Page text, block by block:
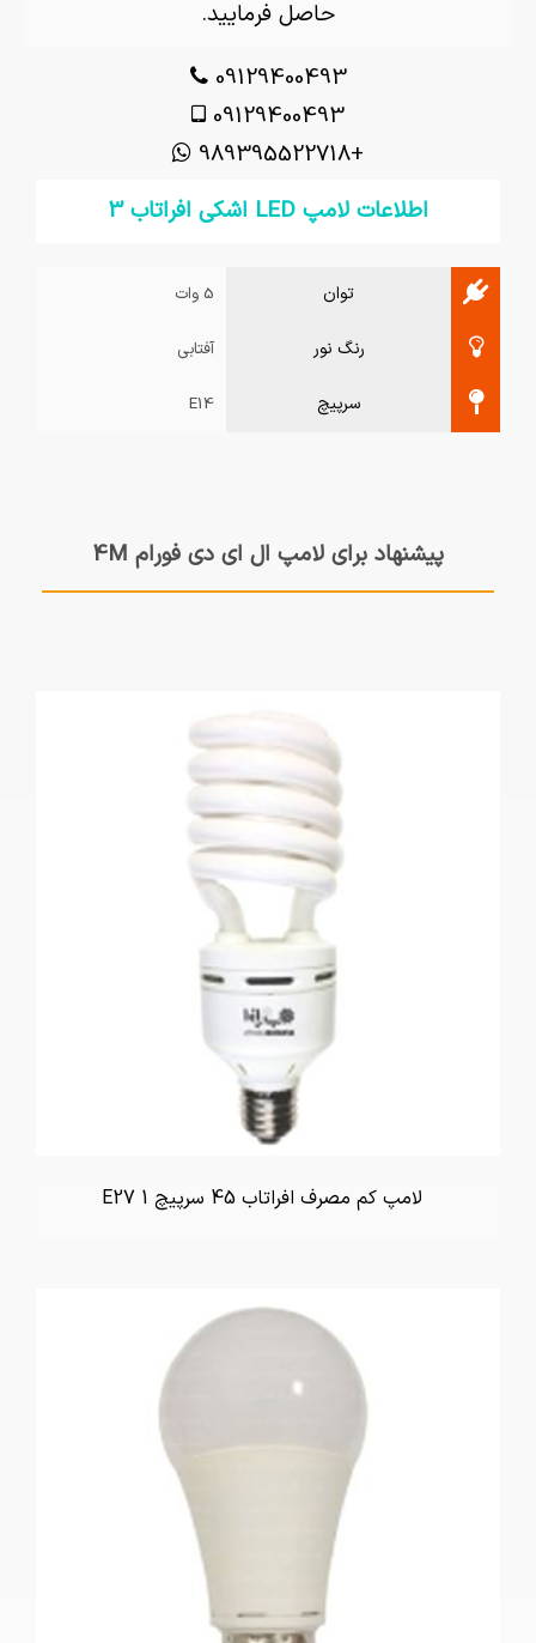
حاصل فرمایید.
09129400493
09129400493
+989395522718
اطلاعات لامپ LED اشکی افراتاب 3
توان 5 وات
رنگ نور آفتابی
سرپیچ E14
پیشنهاد برای لامپ ال ای دی فورام 4M
لامپ کم مصرف افراتاب 45 سرپیچ E27 1